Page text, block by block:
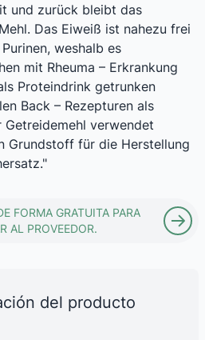
und zurück bleibt das
Das Eiweiß ist nahezu frei
weshalb es
mit Rheuma – Erkrankung
Proteindrink getrunken
Back – Rezepturen als
verwendet
Grundstoff für die Herstellung
FORMA GRATUITA PARA
AL PROVEEDOR.
del producto